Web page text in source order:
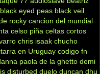
black eyed peas black veil
rocky cancion del mundial
celso piña celtas cortos
chris isaak chucho
en Uruguay codigo fn
paola de la ghetto demi
disturbed duelo duncan dhu